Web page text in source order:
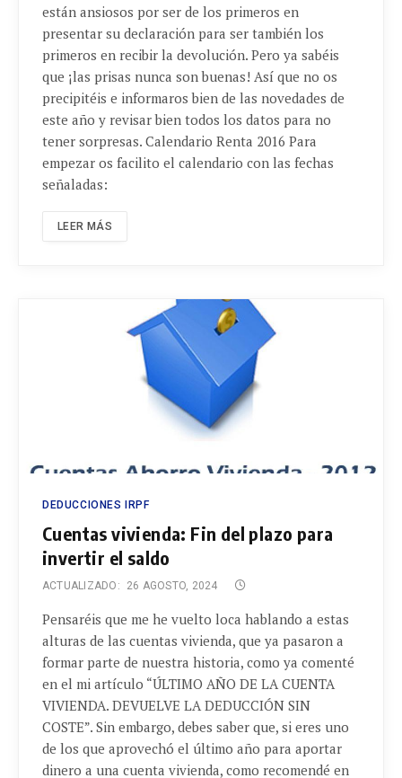
están ansiosos por ser de los primeros en
presentar su declaración para ser también los
primeros en recibir la devolución. Pero ya sabéis
que ¡las prisas nunca son buenas! Así que no os
precipitéis e informaros bien de las novedades de
este año y revisar bien todos los datos para no
tener sorpresas. Calendario Renta 2016 Para
empezar os facilito el calendario con las fechas
señaladas:
LEER MÁS
DEDUCCIONES IRPF
Cuentas vivienda: Fin del plazo para
invertir el saldo
ACTUALIZADO: 26 AGOSTO, 2024
Pensaréis que me he vuelto loca hablando a estas
alturas de las cuentas vivienda, que ya pasaron a
formar parte de nuestra historia, como ya comenté
en el mi artículo “ÚLTIMO AÑO DE LA CUENTA
VIVIENDA. DEVUELVE LA DEDUCCIÓN SIN
COSTE”. Sin embargo, debes saber que, si eres uno
de los que aprovechó el último año para aportar
dinero a una cuenta vivienda, como recomendé en